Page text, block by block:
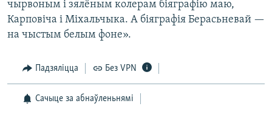
чырвоным і зялёным колерам біяграфію маю,
Карповіча і Міхальчыка. А біяграфія Берасьневай —
на чыстым белым фоне».
Падзяліцца Без VPN
Сачыце за абнаўленьнямі